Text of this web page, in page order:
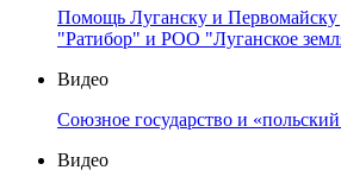
Помощь Луганску и
"Ратибор" и РОО "Луганское
Видео
Союзное государство и
Видео